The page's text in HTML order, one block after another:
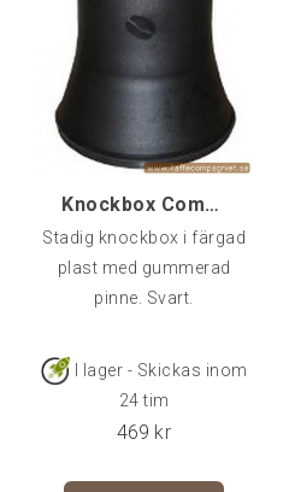
Knockbox Compact Design 175 mm, Svart
Stadig knockbox i färgad
plast med gummerad
pinne. Svart.
I lager - Skickas inom
24 tim
469 kr